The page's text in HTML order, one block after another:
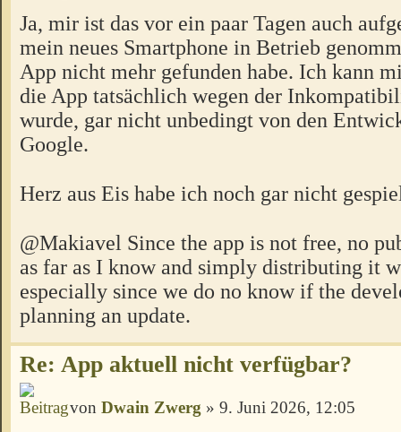
Ja, mir ist das vor ein paar Tagen auch
mein neues Smartphone in Betrieb
App nicht mehr gefunden habe. Ich kann
die App tatsächlich wegen der
wurde, gar nicht unbedingt von den
Google.
Herz aus Eis habe ich noch gar nicht
@Makiavel Since the app is not free, no
as far as I know and simply distributing it
especially since we do no know if the
planning an update.
Re: App aktuell nicht verfügbar?
von Dwain Zwerg » 9. Juni 2026, 12:05